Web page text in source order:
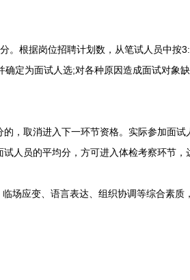
根据岗位招聘计划数，从笔试人员中按
定为面试人选;对各种原因造成面试对象
取消进入下一环节资格。实际参加面试
人员的平均分，方可进入体检考察环节，
应变、语言表达、组织协调等综合素质